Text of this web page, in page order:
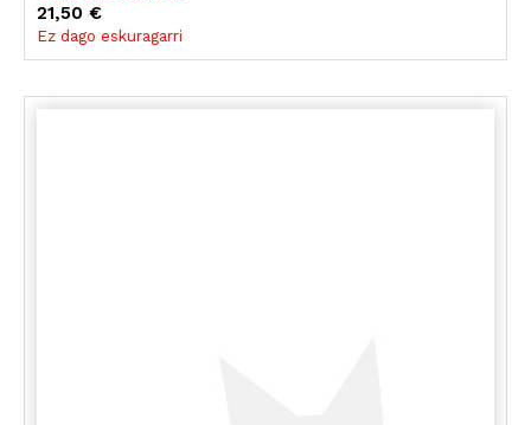
21,50 €
Ez dago eskuragarri